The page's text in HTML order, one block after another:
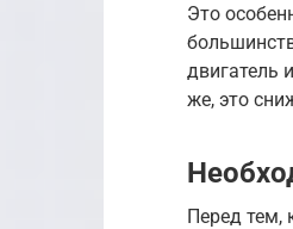
Это
двигатель
же, это
Перед тем,